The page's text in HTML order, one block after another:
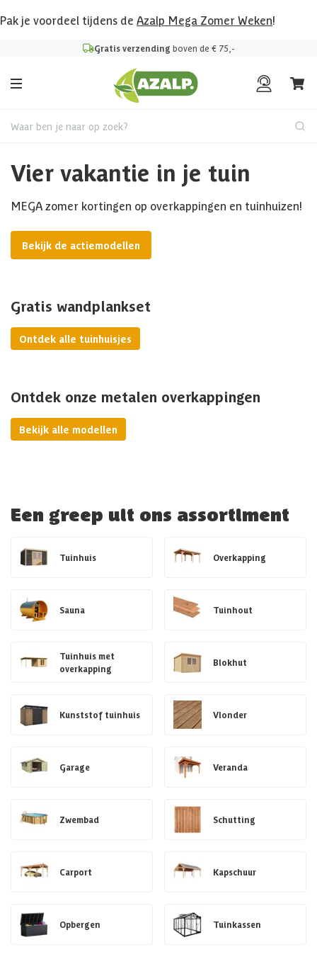
Pak je voordeel tijdens de Azalp Mega Zomer Weken!
Gratis verzending boven de € 75,-
Waar ben je naar op zoek?
Vier vakantie in je tuin
MEGA zomer kortingen op overkappingen en tuinhuizen!
Bekijk de actiemodellen
Gratis wandplankset
Ontdek alle tuinhuisjes
Ontdek onze metalen overkappingen
Bekijk alle modellen
Een greep uit ons assortiment
Tuinhuis Overkapping
Sauna Tuinhout
Tuinhuis met
overkapping
Blokhut
Kunststof tuinhuis Vlonder
Garage Veranda
Zwembad Schutting
Carport Kapschuur
Opbergen Tuinkassen